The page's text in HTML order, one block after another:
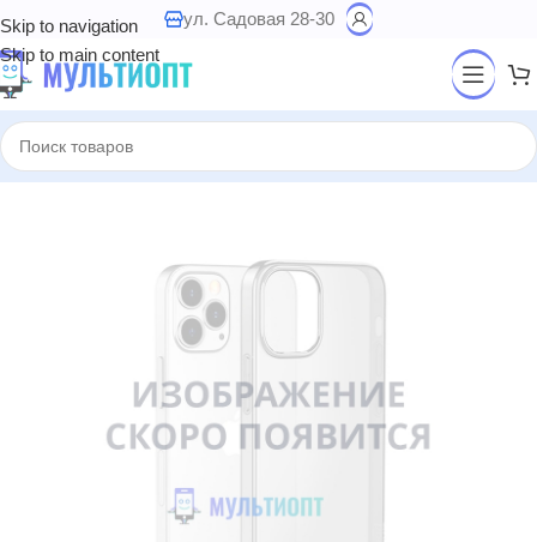
Skip to navigation
Skip to main content
ул. Садовая 28-30